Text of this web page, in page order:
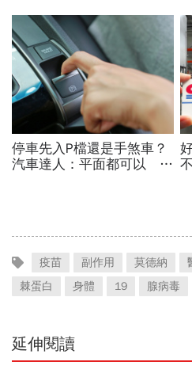
停車先入P檔還是手煞車？
汽車達人：平面都可以 斜
疫苗 副作用 莫德納
棘蛋白
身體 19 腺病毒
延伸閱讀